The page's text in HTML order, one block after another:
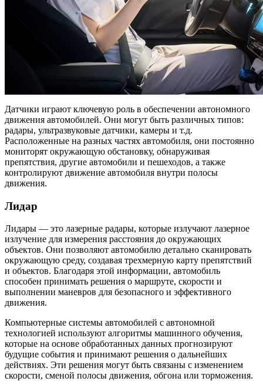
Датчики играют ключевую роль в обеспечении автономного
движения автомобилей. Они могут быть различных типов:
радары, ультразвуковые датчики, камеры и т.д.
Расположенные на разных частях автомобиля, они постоянно
мониторят окружающую обстановку, обнаруживая
препятствия, другие автомобили и пешеходов, а также
контролируют движение автомобиля внутри полосы
движения.
Лидар
Лидары — это лазерные радары, которые излучают лазерное
излучение для измерения расстояния до окружающих
объектов. Они позволяют автомобилю детально сканировать
окружающую среду, создавая трехмерную карту препятствий
и объектов. Благодаря этой информации, автомобиль
способен принимать решения о маршруте, скорости и
выполнении маневров для безопасного и эффективного
движения.
Компьютерные системы автомобилей с автономной
технологией используют алгоритмы машинного обучения,
которые на основе обработанных данных прогнозируют
будущие события и принимают решения о дальнейших
действиях. Эти решения могут быть связаны с изменением
скорости, сменой полосы движения, обгона или торможения.